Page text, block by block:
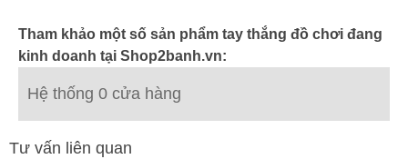
Tham khảo một số sản phẩm tay thắng đồ chơi đang
kinh doanh tại Shop2banh.vn:
Hệ thống 0 cửa hàng
Tư vấn liên quan